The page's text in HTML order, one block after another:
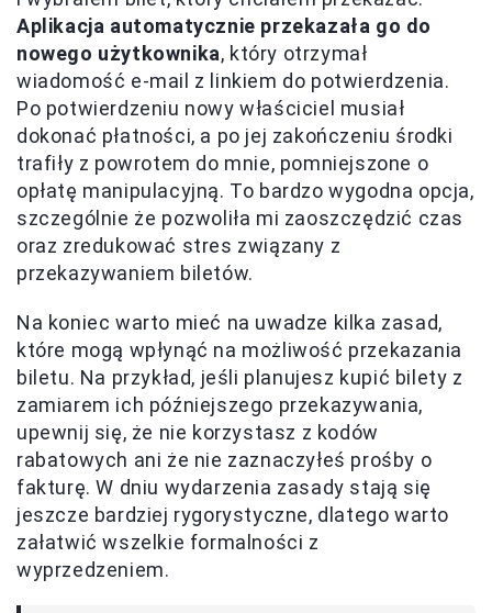
Aplikacja automatycznie przekazała go do
nowego użytkownika, który otrzymał
wiadomość e-mail z linkiem do potwierdzenia.
Po potwierdzeniu nowy właściciel musiał
dokonać płatności, a po jej zakończeniu środki
trafiły z powrotem do mnie, pomniejszone o
opłatę manipulacyjną. To bardzo wygodna opcja,
szczególnie że pozwoliła mi zaoszczędzić czas
oraz zredukować stres związany z
przekazywaniem biletów.
Na koniec warto mieć na uwadze kilka zasad,
które mogą wpłynąć na możliwość przekazania
biletu. Na przykład, jeśli planujesz kupić bilety z
zamiarem ich późniejszego przekazywania,
upewnij się, że nie korzystasz z kodów
rabatowych ani że nie zaznaczyłeś prośby o
fakturę. W dniu wydarzenia zasady stają się
jeszcze bardziej rygorystyczne, dlatego warto
załatwić wszelkie formalności z
wyprzedzeniem.